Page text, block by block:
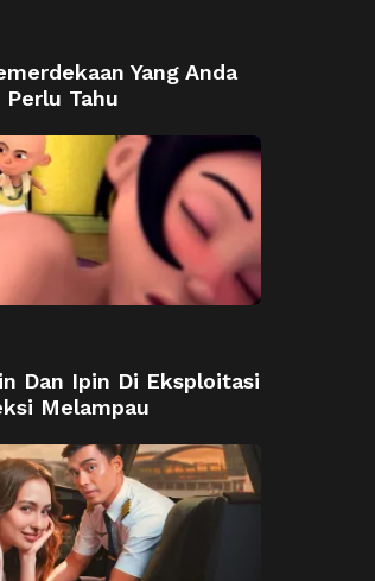
Yang Anda
Perlu Tahu
Dan Ipin Di Eksploitasi
Melampau